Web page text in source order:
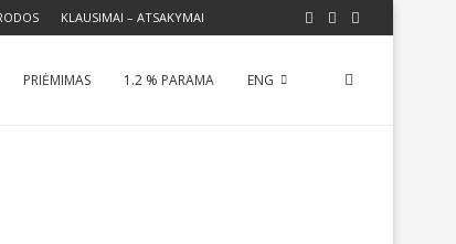
KLAUSIMAI – ATSAKYMAI
PRIĖMIMAS 1.2 % PARAMA ENG